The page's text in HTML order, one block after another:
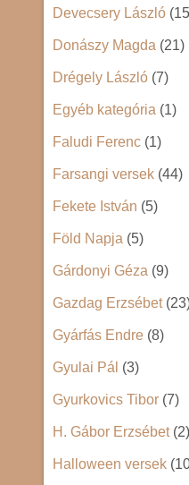
Devecsery László
Donászy Magda (21)
Drégely László (7)
Egyéb kategória (1)
Faludi Ferenc (1)
Farsangi versek (44)
Fekete István (5)
Föld Napja (5)
Gárdonyi Géza (9)
Gazdag Erzsébet
Gyárfás Endre (8)
Gyulai Pál (3)
Gyurkovics Tibor (7)
H. Gábor Erzsébet(2)
Halloween versek